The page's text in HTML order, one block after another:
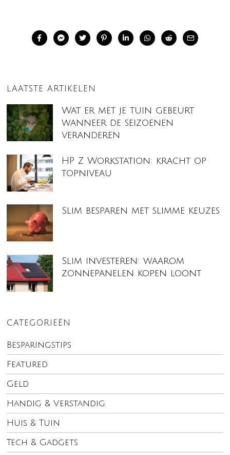
LAATSTE ARTIKELEN
Wat er met je tuin gebeurt
wanneer de seizoenen
veranderen
HP Z Workstation: kracht op
topniveau
Slim besparen met slimme keuzes
Slim investeren: waarom
zonnepanelen kopen loont
CATEGORIEËN
Besparingstips
Featured
Geld
Handig & Verstandig
Huis & Tuin
Tech & Gadgets